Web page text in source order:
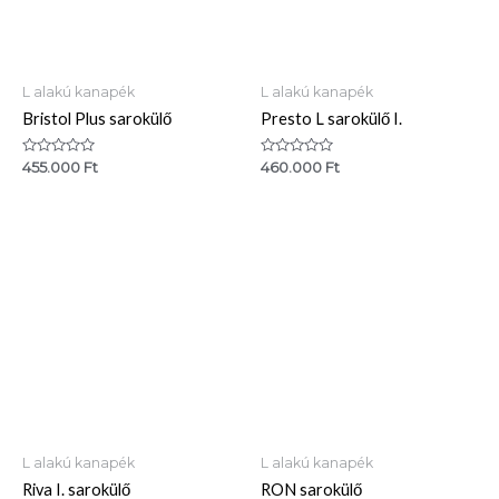
L alakú kanapék
Bristol Plus sarokülő
Értékelés:
455.000 Ft
L alakú kanapék
Presto L sarokülő I.
Értékelés:
460.000 Ft
L alakú kanapék
Riva I. sarokülő
L alakú kanapék
RON sarokülő